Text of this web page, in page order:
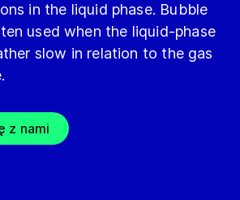
in the liquid phase. Bubble
used when the liquid-phase
slow in relation to the gas
z nami